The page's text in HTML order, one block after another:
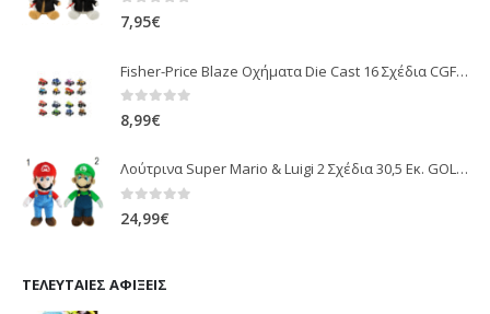
0out of 5
7,95€
Fisher-Price Blaze Οχήματα Die Cast 16 Σχέδια CGF20
0 out of 5
8,99€
Λούτρινα Super Mario & Luigi 2 Σχέδια 30,5 Εκ. GOL13769
0 out of 5
24,99€
ΤΕΛΕΥΤΑΊΕΣ ΑΦΊΞΕΙΣ